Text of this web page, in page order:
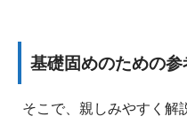
基礎固めのための参
そこで、親しみやすく解